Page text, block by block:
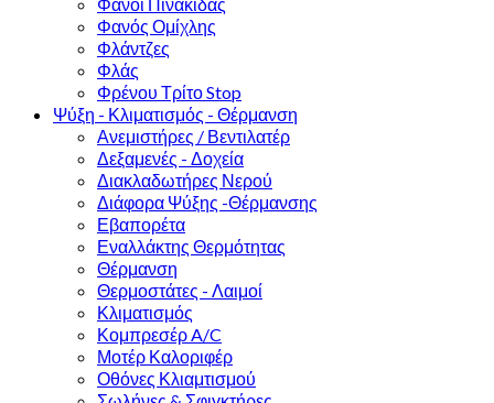
Φανοί Πινακίδας
Φανός Ομίχλης
Φλάντζες
Φλάς
Φρένου Τρίτο Stop
Ψύξη - Κλιματισμός - Θέρμανση
Ανεμιστήρες / Βεντιλατέρ
Δεξαμενές - Δοχεία
Διακλαδωτήρες Νερού
Διάφορα Ψύξης -Θέρμανσης
Εβαπορέτα
Εναλλάκτης Θερμότητας
Θέρμανση
Θερμοστάτες - Λαιμοί
Κλιματισμός
Κομπρεσέρ A/C
Μοτέρ Καλοριφέρ
Οθόνες Κλιαμτισμού